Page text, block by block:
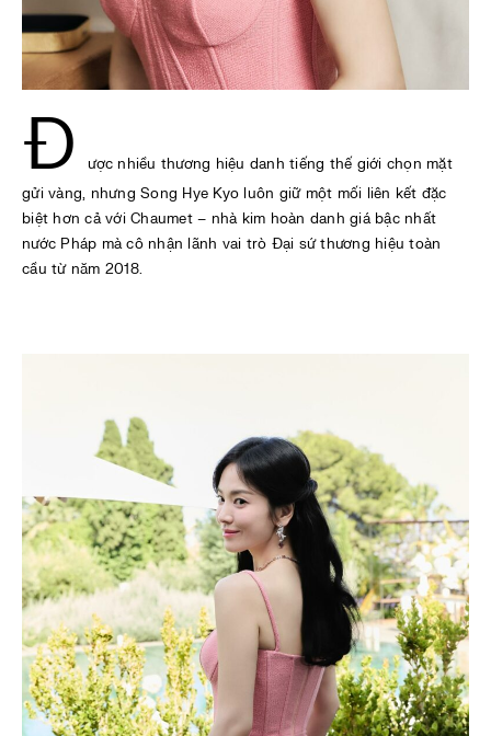
Đ
ược nhiều thương hiệu danh tiếng thế giới chọn mặt
gửi vàng, nhưng Song Hye Kyo luôn giữ một mối liên kết đặc
biệt hơn cả với Chaumet – nhà kim hoàn danh giá bậc nhất
nước Pháp mà cô nhận lãnh vai trò Đại sứ thương hiệu toàn
cầu từ năm 2018.